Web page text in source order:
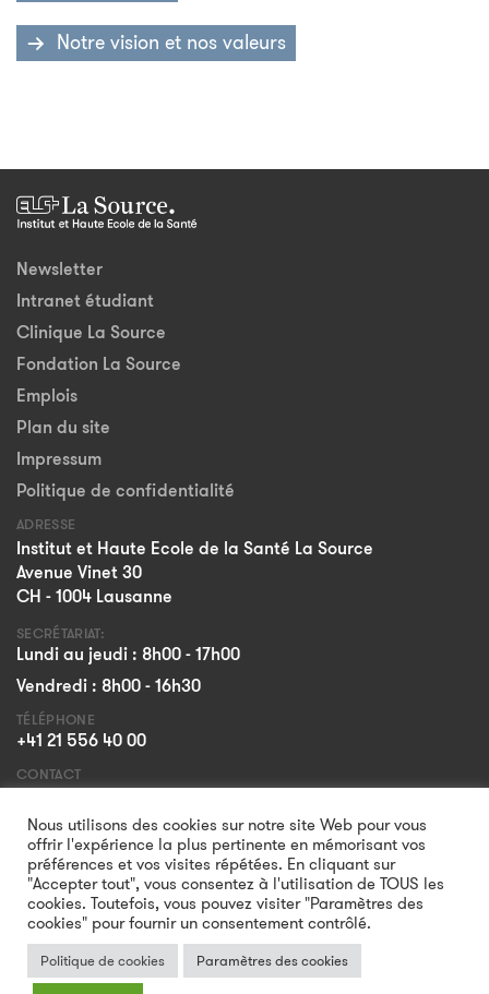
Notre vision et nos valeurs
Newsletter
Intranet étudiant
Clinique La Source
Fondation La Source
Emplois
Plan du site
Impressum
Politique de confidentialité
ADRESSE
Institut et Haute Ecole de la Santé La Source
Avenue Vinet 30
CH - 1004 Lausanne
SECRÉTARIAT:
Lundi au jeudi : 8h00 - 17h00
Vendredi : 8h00 - 16h30
TÉLÉPHONE
+41 21 556 40 00
CONTACT
Formulaire
Nous utilisons des cookies sur notre site Web pour vous
offrir l'expérience la plus pertinente en mémorisant vos
préférences et vos visites répétées. En cliquant sur
"Accepter tout", vous consentez à l'utilisation de TOUS les
cookies. Toutefois, vous pouvez visiter "Paramètres des
cookies" pour fournir un consentement contrôlé.
Politique de cookies
Paramètres des cookies